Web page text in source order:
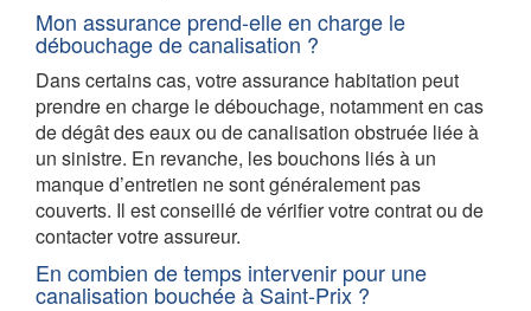
Mon assurance prend-elle en charge le
débouchage de canalisation ?
Dans certains cas, votre assurance habitation peut
prendre en charge le débouchage, notamment en cas
de dégât des eaux ou de canalisation obstruée liée à
un sinistre. En revanche, les bouchons liés à un
manque d’entretien ne sont généralement pas
couverts. Il est conseillé de vérifier votre contrat ou de
contacter votre assureur.
En combien de temps intervenir pour une
canalisation bouchée à Saint-Prix ?